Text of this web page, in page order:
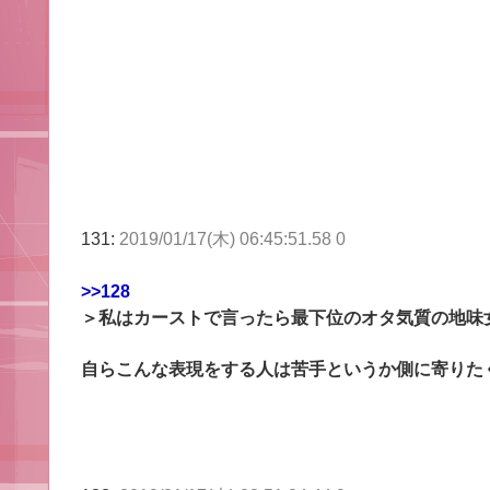
131: 2019/01/17(木) 06:45:51.58 0
>>128
＞私はカーストで言ったら最下位のオタ気質の地味
自らこんな表現をする人は苦手というか側に寄りた